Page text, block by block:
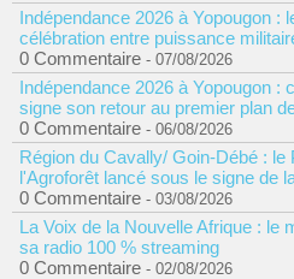
Indépendance 2026 à Yopougon :
célébration entre puissance
0 Commentaire - 07/08/2026
Indépendance 2026 à Yopougon :
signe son retour au premier plan
0 Commentaire - 06/08/2026
Région du Cavally/ Goin-Débé :
l'Agroforêt lancé sous le signe de
0 Commentaire - 03/08/2026
La Voix de la Nouvelle Afrique : le
sa radio 100 % streaming
0 Commentaire - 02/08/2026